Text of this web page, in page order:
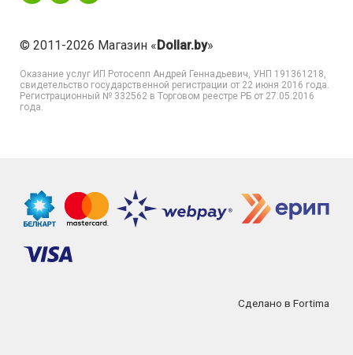
© 2011-2026 Магазин «Dollar.by»
Оказание услуг ИП Ротосепп Андрей Геннадьевич, УНП 191361218,
свидетельство государственной регистрации от 22 июня 2016 года.
Регистрационный № 332562 в Торговом реестре РБ от 27.05.2016
года.
Сделано в Fortima